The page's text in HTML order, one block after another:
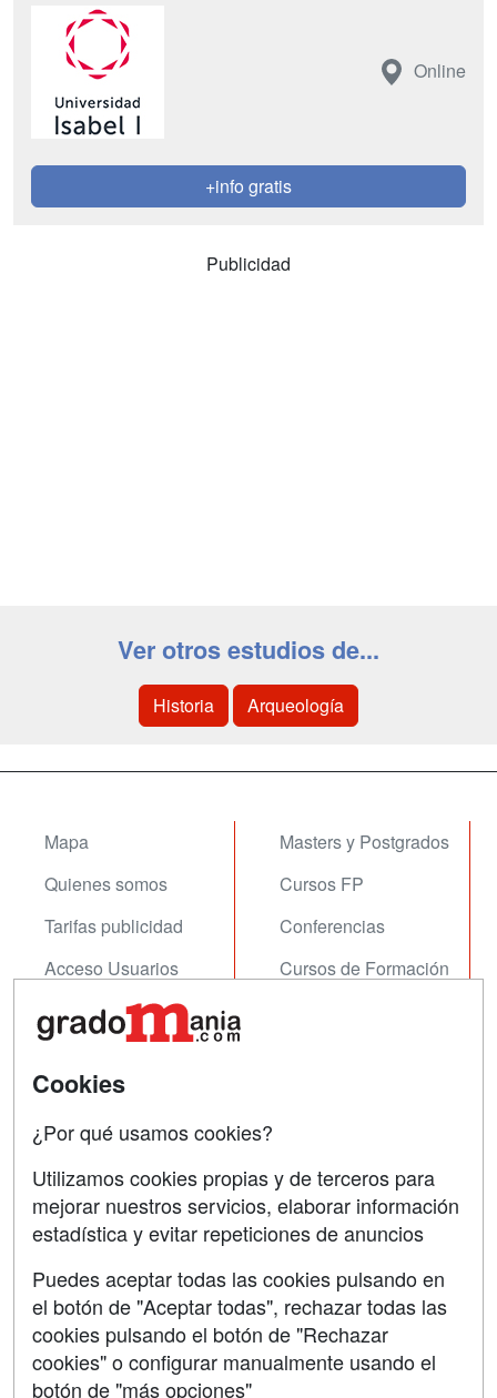
Online
+info gratis
Publicidad
Ver otros estudios de...
Historia Arqueología
Mapa
Quienes somos
Tarifas publicidad
Acceso Usuarios
Acceso Centros
Masters y Postgrados
Cursos FP
Conferencias
Cursos de Formación
Contactar
Copyleft
Grupo formazion:
Cookies
¿Por qué usamos cookies?
Utilizamos cookies propias y de terceros para
mejorar nuestros servicios, elaborar información
estadística y evitar repeticiones de anuncios
Puedes aceptar todas las cookies pulsando en
el botón de "Aceptar todas", rechazar todas las
cookies pulsando el botón de "Rechazar
cookies" o configurar manualmente usando el
botón de "más opciones"